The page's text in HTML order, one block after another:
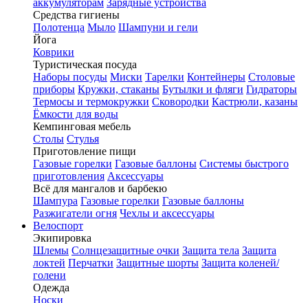
аккумуляторам Зарядные устройства
Средства гигиены
Полотенца Мыло Шампуни и гели
Йога
Коврики
Туристическая посуда
Наборы посуды Миски Тарелки Контейнеры Столовые
приборы Кружки, стаканы Бутылки и фляги Гидраторы
Термосы и термокружки Сковородки Кастрюли, казаны
Ёмкости для воды
Кемпинговая мебель
Столы Стулья
Приготовление пищи
Газовые горелки Газовые баллоны Системы быстрого
приготовления Аксессуары
Всё для мангалов и барбекю
Шампура Газовые горелки Газовые баллоны
Разжигатели огня Чехлы и аксессуары
Велоспорт
Экипировка
Шлемы Солнцезащитные очки Защита тела Защита
локтей Перчатки Защитные шорты Защита коленей/
голени
Одежда
Носки